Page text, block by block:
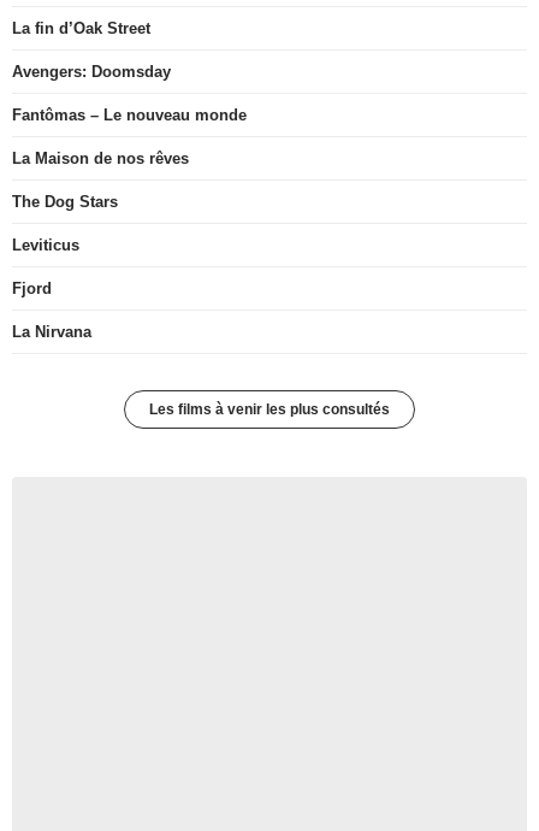
La fin d’Oak Street
Avengers: Doomsday
Fantômas – Le nouveau monde
La Maison de nos rêves
The Dog Stars
Leviticus
Fjord
La Nirvana
Les films à venir les plus consultés